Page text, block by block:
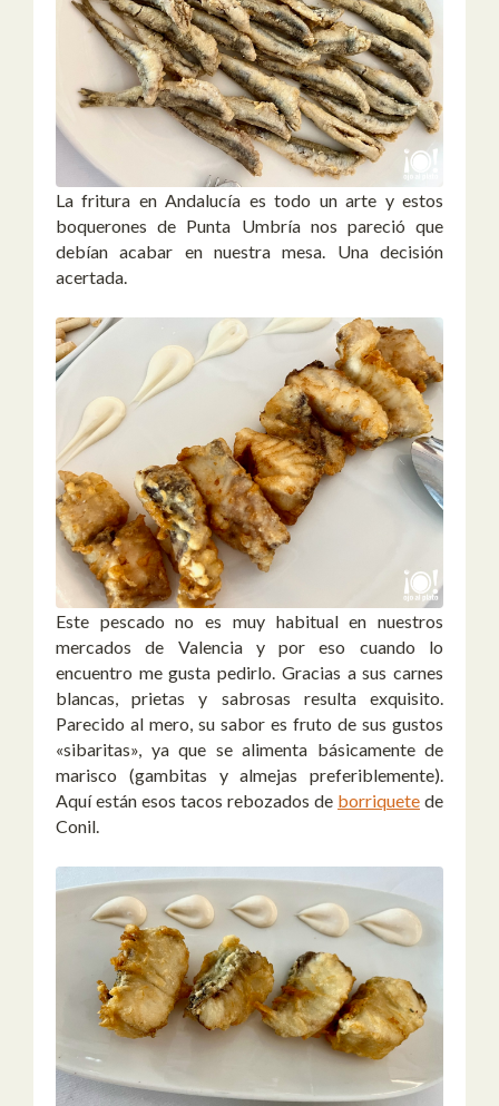
La fritura en Andalucía es todo un arte y estos
boquerones de Punta Umbría nos pareció que
debían acabar en nuestra mesa. Una decisión
acertada.
Este pescado no es muy habitual en nuestros
mercados de Valencia y por eso cuando lo
encuentro me gusta pedirlo. Gracias a sus carnes
blancas, prietas y sabrosas resulta exquisito.
Parecido al mero, su sabor es fruto de sus gustos
«sibaritas», ya que se alimenta básicamente de
marisco (gambitas y almejas preferiblemente).
Aquí están esos tacos rebozados de borriquete de
Conil.